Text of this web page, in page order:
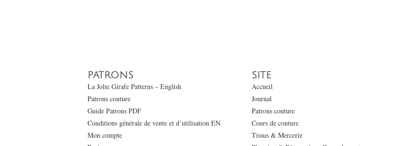
PATRONS
La Jolie Girafe Patterns – English
Patrons couture
Guide Patrons PDF
Conditions générale de vente et d’utilisation EN
Mon compte
SITE
Accueil
Journal
Patrons couture
Cours de couture
Tissus & Mercerie